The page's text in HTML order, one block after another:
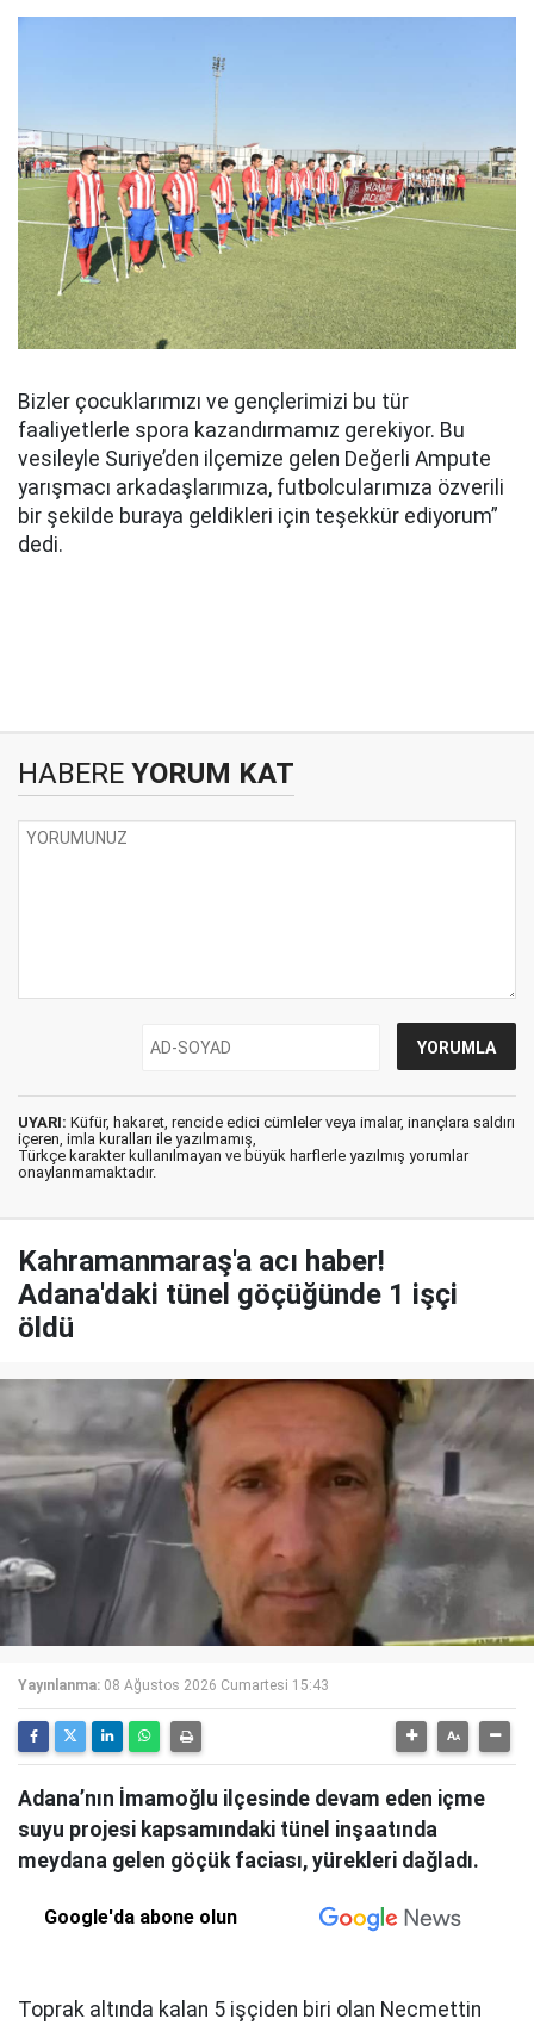
Bizler çocuklarımızı ve gençlerimizi bu tür
faaliyetlerle spora kazandırmamız gerekiyor. Bu
vesileyle Suriye’den ilçemize gelen Değerli Ampute
yarışmacı arkadaşlarımıza, futbolcularımıza özverili
bir şekilde buraya geldikleri için teşekkür ediyorum”
dedi.
HABERE YORUM KAT
UYARI: Küfür, hakaret, rencide edici cümleler veya imalar, inançlara saldırı
içeren, imla kuralları ile yazılmamış,
Türkçe karakter kullanılmayan ve büyük harflerle yazılmış yorumlar
onaylanmamaktadır.
Kahramanmaraş'a acı haber!
Adana'daki tünel göçüğünde 1 işçi
öldü
Yayınlanma: 08 Ağustos 2026 Cumartesi 15:43
Adana’nın İmamoğlu ilçesinde devam eden içme
suyu projesi kapsamındaki tünel inşaatında
meydana gelen göçük faciası, yürekleri dağladı.
Google'da abone olun
Toprak altında kalan 5 işçiden biri olan Necmettin